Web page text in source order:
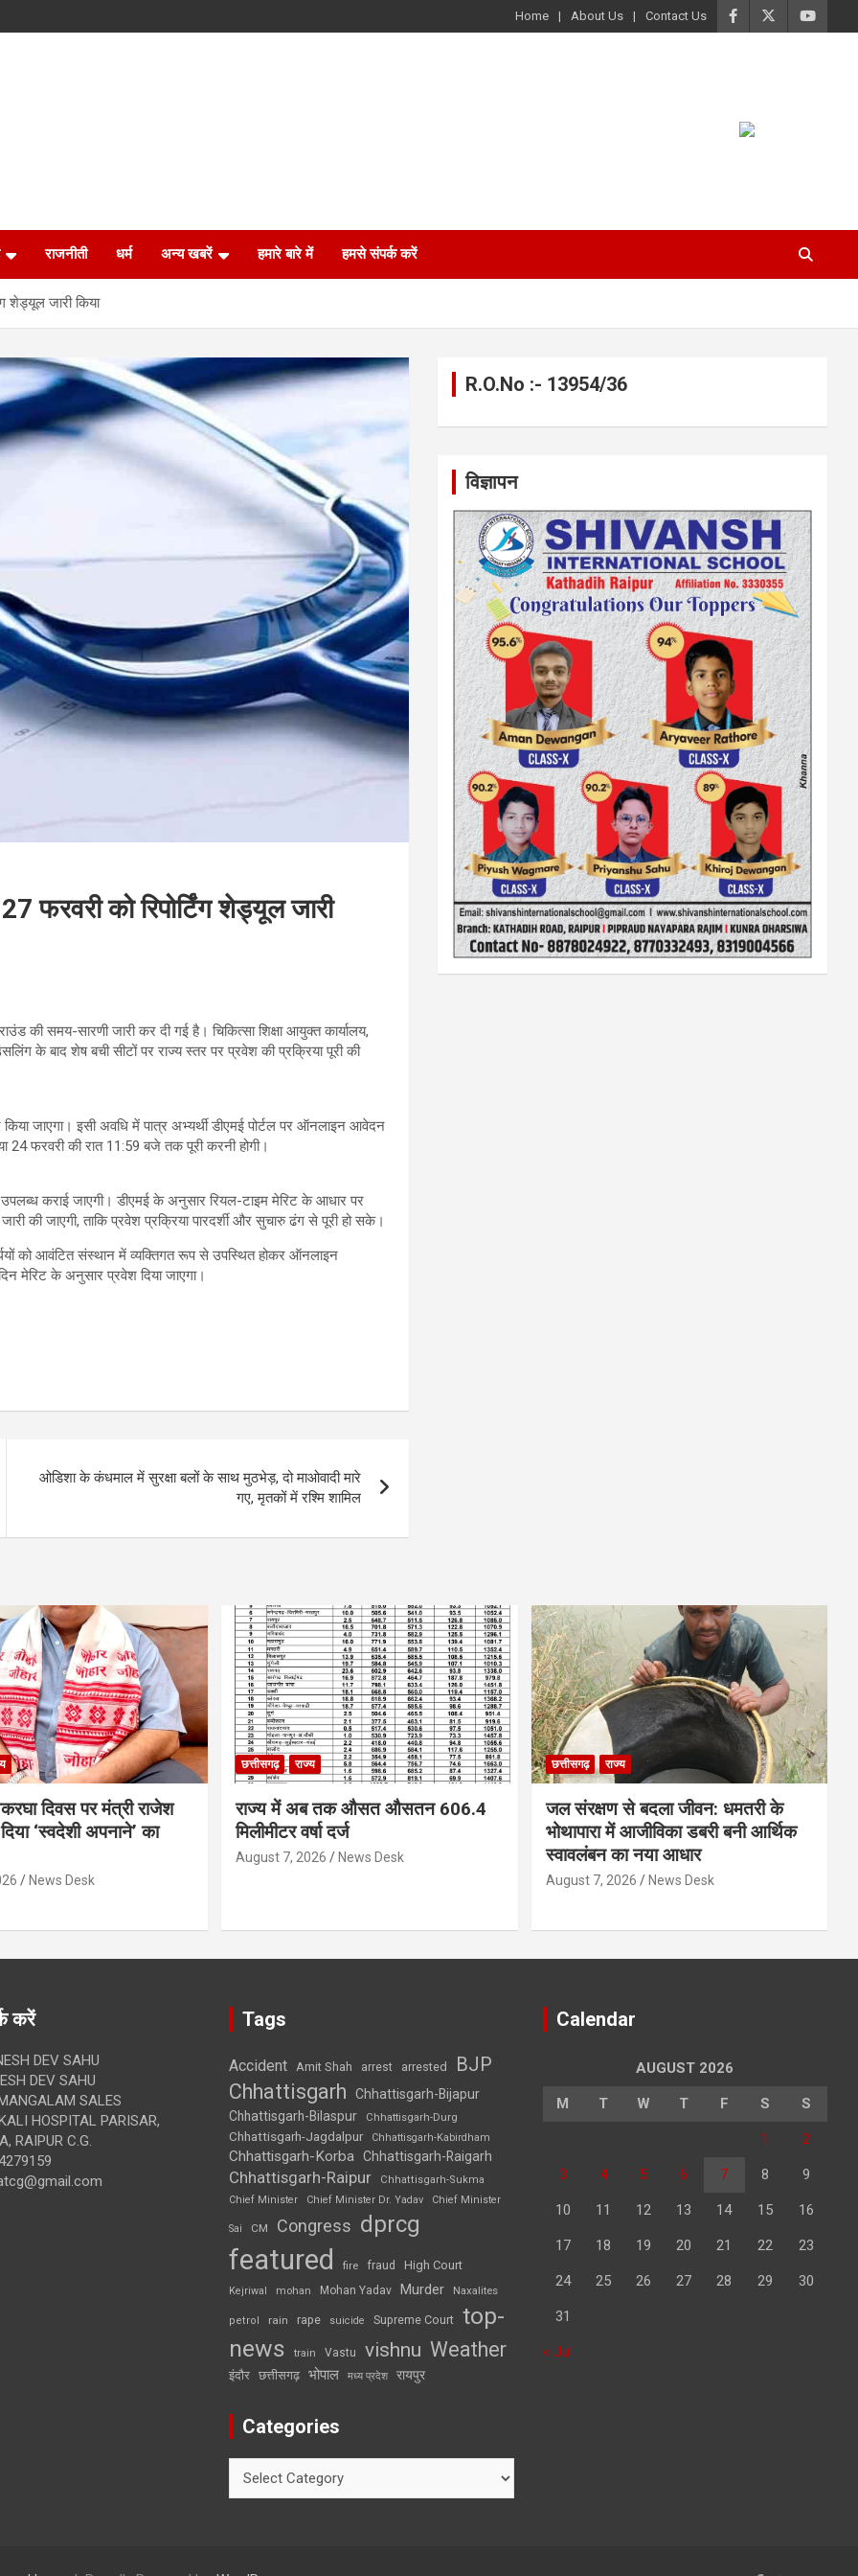
Home About Us Contact Us
राजनीती धर्म अन्य खबरें हमारे बारे में हमसे संपर्क करें
शेड्यूल जारी किया
फरवरी को रिपोर्टिंग शेड्यूल जारी
समय-सारणी जारी कर दी गई है। चिकित्सा शिक्षा आयुक्त कार्यालय,
के बाद शेष बची सीटों पर राज्य स्तर पर प्रवेश की प्रक्रिया पूरी की
जाएगा। इसी अवधि में पात्र अभ्यर्थी डीएमई पोर्टल पर ऑनलाइन आवेदन
फरवरी की रात 11:59 बजे तक पूरी करनी होगी।
कराई जाएगी। डीएमई के अनुसार रियल-टाइम मेरिट के आधार पर
की जाएगी, ताकि प्रवेश प्रक्रिया पारदर्शी और सुचारु ढंग से पूरी हो सके।
को आवंटित संस्थान में व्यक्तिगत रूप से उपस्थित होकर ऑनलाइन
मेरिट के अनुसार प्रवेश दिया जाएगा।
ओडिशा के कंधमाल में सुरक्षा बलों के साथ मुठभेड़, दो माओवादी मारे
गए, मृतकों में रश्मि शामिल
R.O.No :- 13954/36
विज्ञापन
दिवस पर मंत्री राजेश
‘स्वदेशी अपनाने’ का
News Desk
छत्तीसगढ़ राज्य
राज्य में अब तक औसत औसतन 606.4
मिलीमीटर वर्षा दर्ज
August 7, 2026 News Desk
छत्तीसगढ़ राज्य
जल संरक्षण से बदला जीवन: धमतरी के
भोथापारा में आजीविका डबरी बनी आर्थिक
स्वावलंबन का नया आधार
August 7, 2026 News Desk
करें
DEV SAHU
DEV SAHU
SALES
HOSPITAL PARISAR,
RAIPUR C.G.
Tags
Accident Amit Shah arrest arrested BJP
Chhattisgarh
Chhattisgarh-Bijapur
Chhattisgarh-Bilaspur
Chhattisgarh-Durg
Chhattisgarh-Jagdalpur Chhattisgarh-Kabirdham
Chhattisgarh-Korba Chhattisgarh-Raigarh
Chhattisgarh-Raipur
Chhattisgarh-Sukma
Chief Minister
Chief Minister Dr. Yadav Chief Minister
Sai CM Congress dprcg
featured fire fraud High Court
Kejriwal mohan Mohan Yadav Murder Naxalites
petrol rain rape suicide Supreme Court top-
news
train Vastu vishnu Weather
इंदौर छत्तीसगढ़ भोपाल मध्य प्रदेश रायपुर
Categories
Calendar
AUGUST 2026
M T W T F S S
1 2
3 4 5 6 7 8 9
10 11 12 13 14 15 16
17 18 19 20 21 22 23
24 25 26 27 28 29 30
31
« Jul